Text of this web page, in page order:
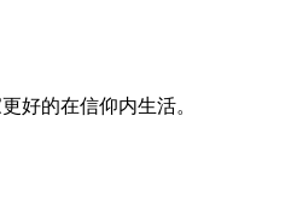
好的在信仰内生活。